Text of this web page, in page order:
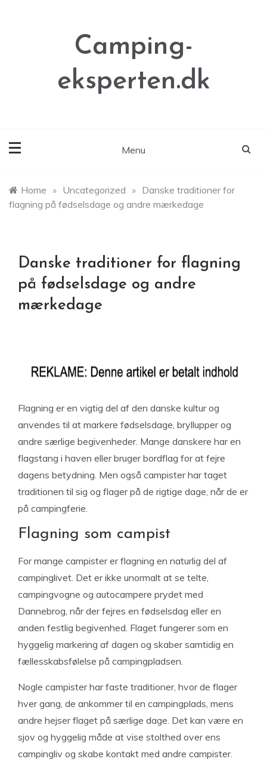
Camping-
eksperten.dk
Menu
Home » Uncategorized » Danske traditioner for
flagning på fødselsdage og andre mærkedage
Danske traditioner for flagning
på fødselsdage og andre
mærkedage
Flagning er en vigtig del af den danske kultur og
anvendes til at markere fødselsdage, bryllupper og
andre særlige begivenheder. Mange danskere har en
flagstang i haven eller bruger bordflag for at fejre
dagens betydning. Men også campister har taget
traditionen til sig og flager på de rigtige dage, når de er
på campingferie.
Flagning som campist
For mange campister er flagning en naturlig del af
campinglivet. Det er ikke unormalt at se telte,
campingvogne og autocampere prydet med
Dannebrog, når der fejres en fødselsdag eller en
anden festlig begivenhed. Flaget fungerer som en
hyggelig markering af dagen og skaber samtidig en
fællesskabsfølelse på campingpladsen.
Nogle campister har faste traditioner, hvor de flager
hver gang, de ankommer til en campingplads, mens
andre hejser flaget på særlige dage. Det kan være en
sjov og hyggelig måde at vise stolthed over ens
campingliv og skabe kontakt med andre campister.